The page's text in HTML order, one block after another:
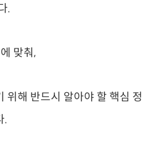
.
맞춰,
위해 반드시 알아야 할 핵심 정
.